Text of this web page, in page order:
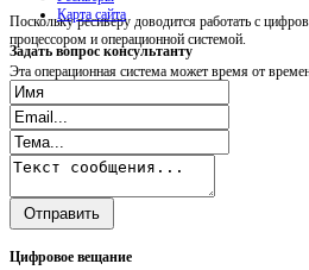
Поскольку ресиверу доводится работать с
процессором и операционной системой.
Эта операционная система может время от
Карта сайта
Задать вопрос консультанту
Цифровое вещание